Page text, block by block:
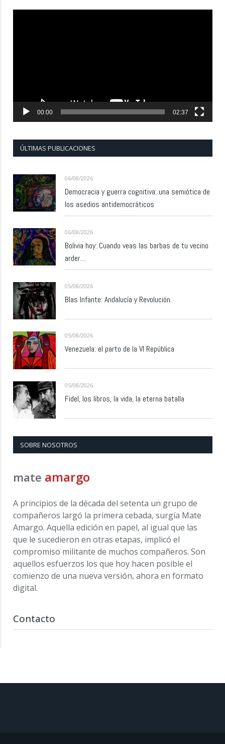
00:00 02:37
ÚLTIMAS PUBLICACIONES
06/08/2026
Democracia y guerra cognitiva: una semiótica de
los asedios antidemocráticos
06/08/2026
Bolivia hoy: Cuando veas las barbas de tu vecino
arder…
05/08/2026
Blas Infante: Andalucía y Revolución.
05/08/2026
Venezuela: el parto de la VI República
05/08/2026
Fidel, los libros, la vida, la eterna batalla
SOBRE NOSOTROS
mate amargo
A principios de la década del setenta un grupo de
compañeros largó la primera cebada, surgía Mate
Amargo. Aquella edición en papel, al igual que las
que le sucedieron en otras etapas, implicó el
compromiso militante de muchos compañeros. Son
aquellos esfuerzos los que hoy hacen posible el
comienzo de una nueva versión, ahora en formato
digital.
Contacto